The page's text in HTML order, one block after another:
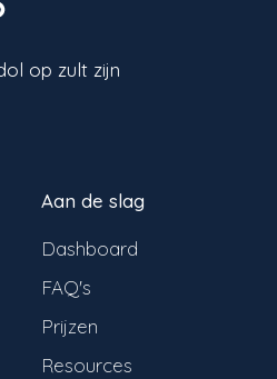
op zult zijn
Aan de slag
Dashboard
FAQ's
Prijzen
Resources